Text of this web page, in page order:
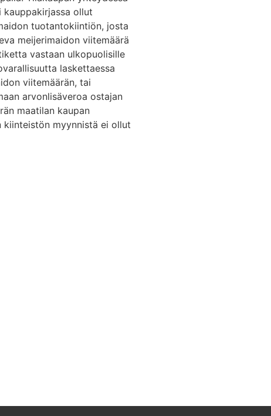
ollut
tuotantokiintiön, josta
meijerimaidon viitemäärä
vastaan ulkopuolisille
laskettaessa
viitemäärän, tai
arvonlisäveroa ostajan
maatilan kaupan
kiinteistön myynnistä ei ollut